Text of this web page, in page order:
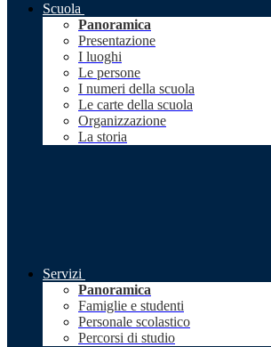
Scuola
Panoramica
Presentazione
I luoghi
Le persone
I numeri della scuola
Le carte della scuola
Organizzazione
La storia
Servizi
Panoramica
Famiglie e studenti
Personale scolastico
Percorsi di studio